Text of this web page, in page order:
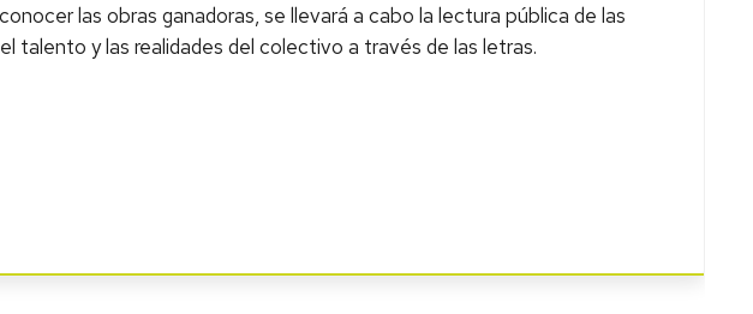
las obras ganadoras, se llevará a cabo la lectura pública de las
talento y las realidades del colectivo a través de las letras.